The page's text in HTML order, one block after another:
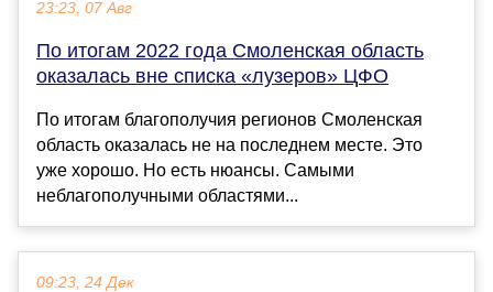
23:23, 07 Авг
По итогам 2022 года Смоленская область
оказалась вне списка «лузеров» ЦФО
По итогам благополучия регионов Смоленская
область оказалась не на последнем месте. Это
уже хорошо. Но есть нюансы. Самыми
неблагополучными областями...
09:23, 24 Дек